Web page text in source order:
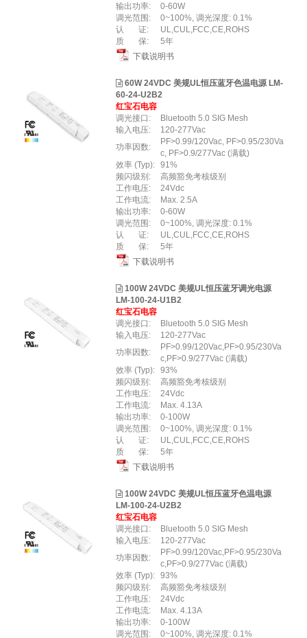
输出功率:
0-60W
调光范围:
0~100%, 调光深度: 0.1%
认 证:
UL,CUL,FCC,CE,ROHS
质 保:
5年
下载说明书
60W 24VDC 美规UL恒压蓝牙色温电源 LM-
60-24-U2B2
红宝石电容
调光接口:
Bluetooth 5.0 SIG Mesh
输入电压:
120-277Vac
功率因数:
PF>0.99/120Vac, PF>0.95/230Va
c, PF>0.9/277Vac (满载)
效率 (Typ): 91%
频闪级别:
高频豁免考核级别
工作电压:
24Vdc
工作电流:
Max. 2.5A
输出功率:
0-60W
调光范围:
0~100%, 调光深度: 0.1%
认 证:
UL,CUL,FCC,CE,ROHS
质 保:
5年
下载说明书
100W 24VDC 美规UL恒压蓝牙调光电源
LM-100-24-U1B2
红宝石电容
调光接口:
Bluetooth 5.0 SIG Mesh
输入电压:
120-277Vac
功率因数:
PF>0.99/120Vac,PF>0.95/230Va
c,PF>0.9/277Vac (满载)
效率 (Typ): 93%
频闪级别:
高频豁免考核级别
工作电压:
24Vdc
工作电流:
Max. 4.13A
输出功率:
0-100W
调光范围:
0~100%, 调光深度: 0.1%
认 证:
UL,CUL,FCC,CE,ROHS
质 保:
5年
下载说明书
100W 24VDC 美规UL恒压蓝牙色温电源
LM-100-24-U2B2
红宝石电容
调光接口:
Bluetooth 5.0 SIG Mesh
输入电压:
120-277Vac
功率因数:
PF>0.99/120Vac,PF>0.95/230Va
c,PF>0.9/277Vac (满载)
效率 (Typ): 93%
频闪级别:
高频豁免考核级别
工作电压:
24Vdc
工作电流:
Max. 4.13A
输出功率:
0-100W
调光范围:
0~100%, 调光深度: 0.1%